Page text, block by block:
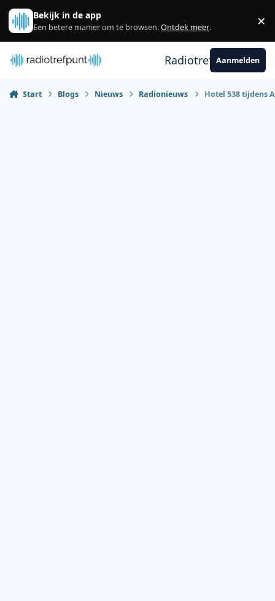
Spring naar bijdragen
Bekijk in de app
Een betere manier om te browsen.Ontdek meer. ×
RadiotrefpuntAanmelden
Start Blogs Nieuws Radionieuws Hotel 538 tijdens